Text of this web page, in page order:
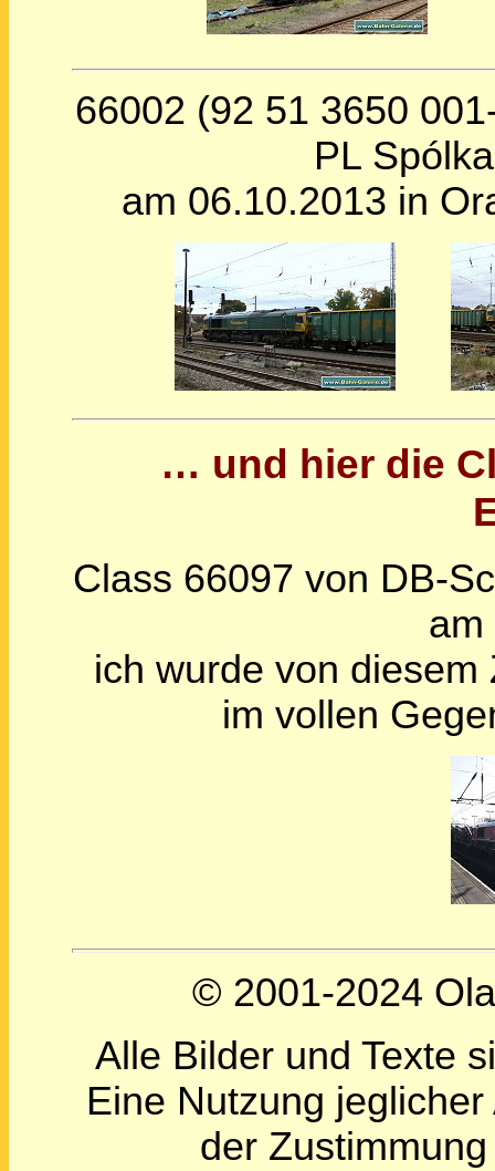
66002 (92 51 3650
PL
am 06.10.2013 in
… und hier die
Class 66097 von DB-
am
ich wurde von
im vollen
© 2001-2024
Alle Bilder und Texte
Eine Nutzung
der